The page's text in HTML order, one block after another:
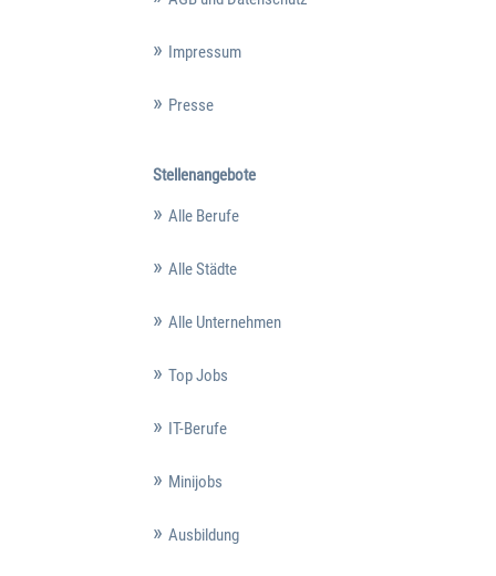
Impressum
Presse
Stellenangebote
Alle Berufe
Alle Städte
Alle Unternehmen
Top Jobs
IT-Berufe
Minijobs
Ausbildung